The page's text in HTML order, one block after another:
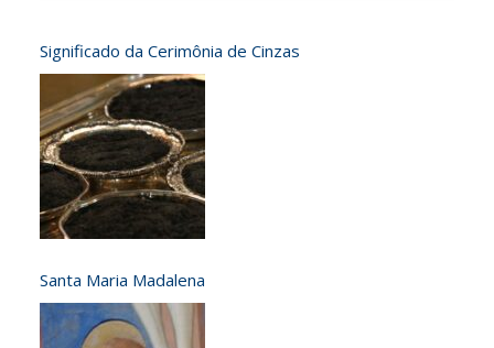
Significado da Cerimônia de Cinzas
Santa Maria Madalena